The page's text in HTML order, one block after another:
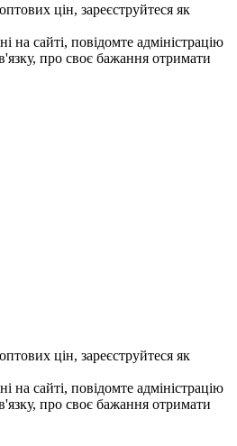
цін, зареєструйтеся як
на сайті, повідомте адміністрацію
про своє бажання отримати
цін, зареєструйтеся як
на сайті, повідомте адміністрацію
про своє бажання отримати